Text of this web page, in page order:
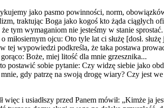
jako pasmo powinności, norm,
traktując Boga jako kogoś kto żąda ciągłych
tym wymaganiom nie jesteśmy w stanie
miłosiernym ojcu: Oto tyle lat ci służę [dosł.
tej wypowiedzi podkreśla, że taka postawa
Boże, miej litość dla mnie grzesznika...
postawić sobie pytanie: Czy widzę siebie jako
gdy patrzę na swoją drogę wiary? Czy jest
i usiadłszy przed Panem mówił: „Kimże ja